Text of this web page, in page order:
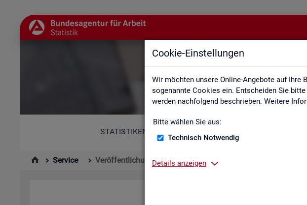
Cookie-Einstellungen
Wir möchten unsere Online-Angebote auf Ihre
sogenannte Cookies ein. Entscheiden Sie
werden nachfolgend beschrieben. Weitere
Bitte wählen Sie aus:
Technisch Notwendig
Details anzeigen
STATISTIKEN
Service Veröffentlichungskalender